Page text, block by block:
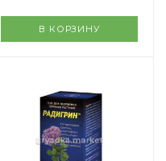
В КОРЗИНУ